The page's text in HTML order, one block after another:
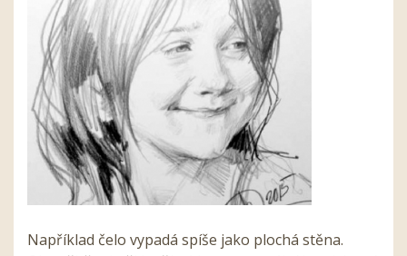
Například čelo vypadá spíše jako plochá stěna.